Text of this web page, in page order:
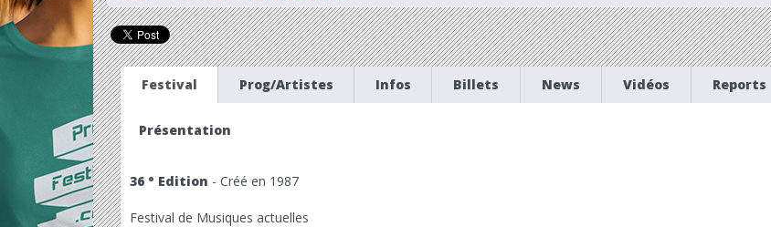
Festival Prog/Artistes Infos Billets News Vidéos Reports
Présentation
36 ° Edition - Créé en 1987
Festival de Musiques actuelles